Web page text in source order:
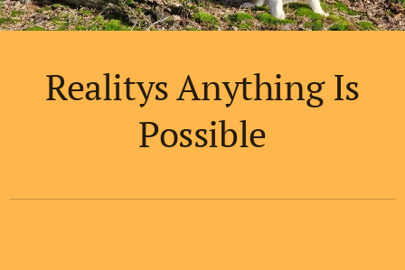
Realitys Anything Is
Possible